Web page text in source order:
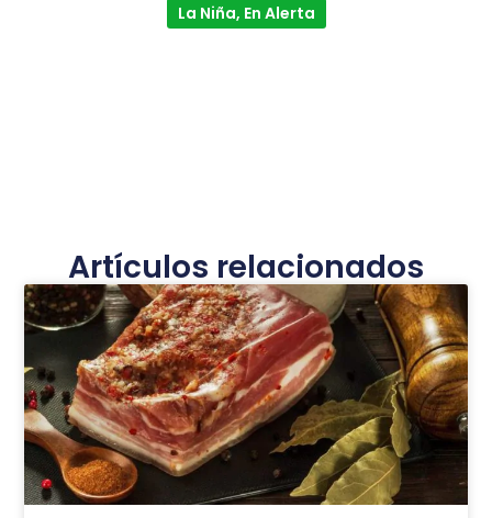
La Niña, En Alerta
Artículos relacionados